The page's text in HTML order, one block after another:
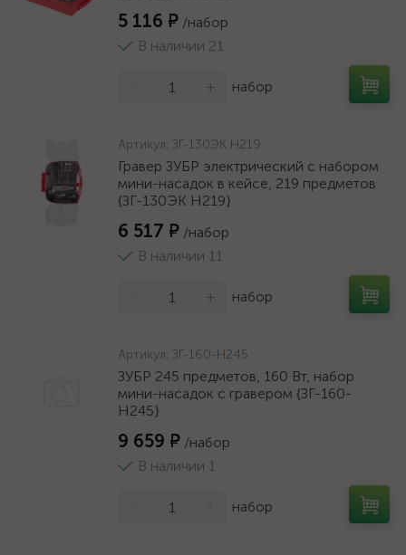
5 116 ₽ /набор
В наличии 21
+ набор
Артикул: ЗГ-130ЭК H219
Гравер ЗУБР электрический с набором
мини-насадок в кейсе, 219 предметов
{ЗГ-130ЭК H219}
6 517 ₽ /набор
В наличии 11
+ набор
Артикул: ЗГ-160-H245
ЗУБР 245 предметов, 160 Вт, набор
мини-насадок с гравером {ЗГ-160-
H245}
9 659 ₽ /набор
В наличии 1
набор